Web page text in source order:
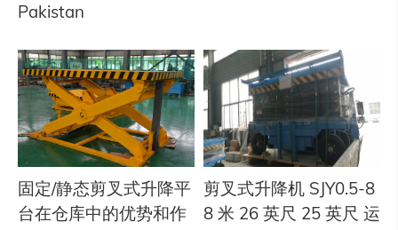
Pakistan
固定/静态剪叉式升降平
台在仓库中的优势和作
剪叉式升降机 SJY0.5-8
8 米 26 英尺 25 英尺 运